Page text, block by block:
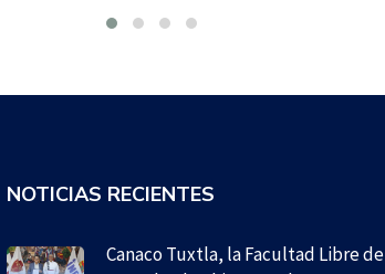
NOTICIAS RECIENTES
Canaco Tuxtla, la Facultad Libre de